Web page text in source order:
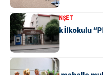
KENT GÜNDEMIMANŞET
Yalova Atatürk İlkokulu
KENT GÜNDEMI